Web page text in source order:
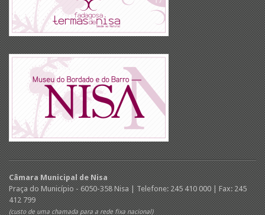
Câmara Municipal de Nisa
Praça do Município - 6050-358 Nisa | Telefone: 245 410 000 | Fax: 245
412 799
(custo de uma chamada para a rede fixa nacional)